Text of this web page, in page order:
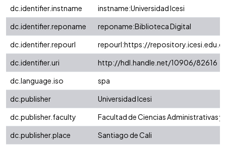
dc.identifier.instname
instname:Universidad Icesi
dc.identifier.reponame
reponame:Biblioteca Digital
dc.identifier.repourl
repourl:https://
dc.identifier.uri
http://hdl.handle.net/10906/82616
dc.language.iso
spa
dc.publisher
Universidad Icesi
dc.publisher.faculty
Facultad de Ciencias Administrativas
dc.publisher.place
Santiago de Cali